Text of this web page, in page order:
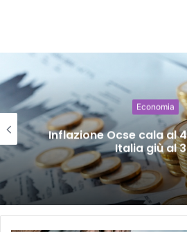
Economia
Inflazione Ocse cala al
Italia giù al